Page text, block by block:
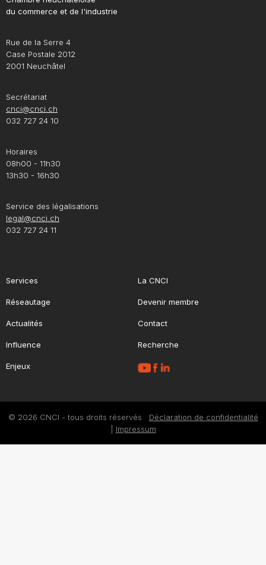
du commerce et de l'industrie
Rue de la Serre 4
Case Postale 2012
2001 Neuchâtel
Secrétariat
cnci@cnci.ch
032 727 24 10
Horaires
08h00 - 11h30
13h30 - 16h30
Service des légalisations
legal@cnci.ch
032 727 24 11
Services
Réseautage
Actualités
Influence
Enjeux
La CNCI
Devenir membre
Contact
Recherche
© 2026 CNCI - tous droits réservés Déclaration de confidentialité
Impressum